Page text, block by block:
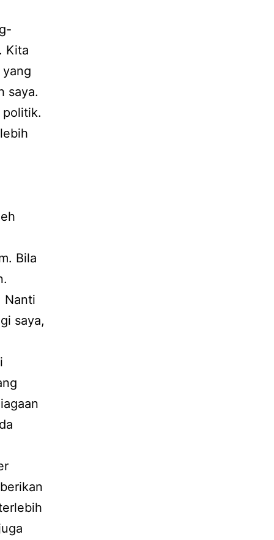
Kita
saya.
politik.
Bila
Nanti
saya,